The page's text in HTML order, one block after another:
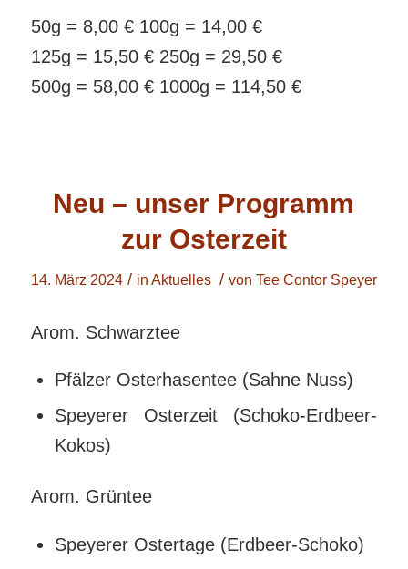
50g = 8,00 € 100g = 14,00 €
125g = 15,50 € 250g = 29,50 €
500g = 58,00 € 1000g = 114,50 €
Neu – unser Programm
zur Osterzeit
14. März 2024 / in Aktuelles / von Tee Contor Speyer
Arom. Schwarztee
Pfälzer Osterhasentee (Sahne Nuss)
Speyerer Osterzeit (Schoko-Erdbeer-
Kokos)
Arom. Grüntee
Speyerer Ostertage (Erdbeer-Schoko)